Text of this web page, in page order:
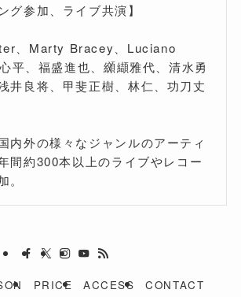
グ参加、ライブ共演】
、Marty Bracey、Luciano
平、福盛進也、纐纈雅代、清水勇
井良将、甲斐正樹、林仁、功刀丈
内外の様々なジャンルのアーティ
間約300本以上のライブやレコー
。
PRICE ACCESS CONTACT